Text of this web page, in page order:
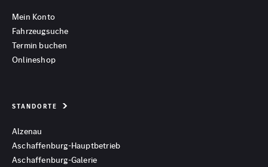
Mein Konto
Fahrzeugsuche
Termin buchen
Onlineshop
STANDORTE
Alzenau
Aschaffenburg-Hauptbetrieb
Aschaffenburg-Galerie